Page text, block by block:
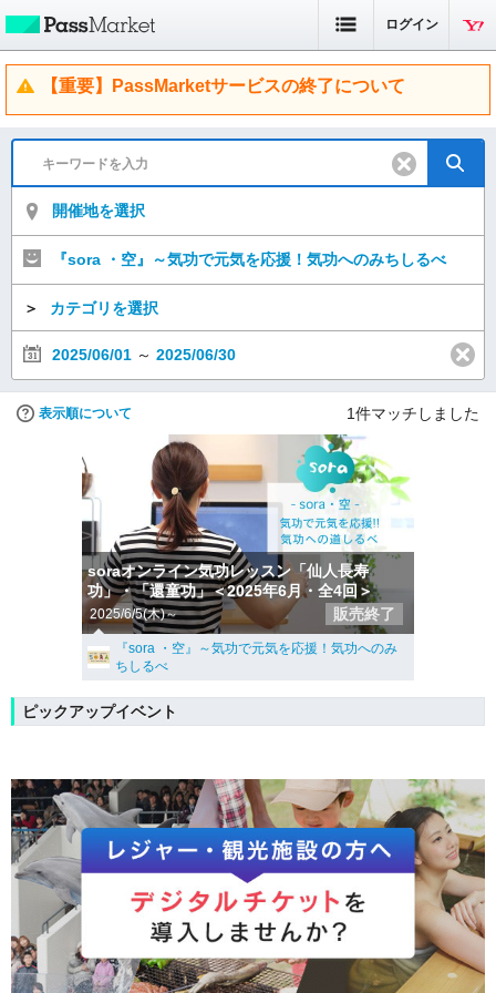
ログイン
【重要】PassMarketサービスの終了について
開催地を選択
『sora ・空』～気功で元気を応援！気功へのみちしるべ
＞ カテゴリを選択
2025/06/01 ～ 2025/06/30
表示順について 1件マッチしました
soraオンライン気功レッスン「仙人長寿
功」・「還童功」＜2025年6月・全4回＞
2025/6/5(木)～ 販売終了
『sora ・空』～気功で元気を応援！気功へのみ
ちしるべ
ピックアップイベント